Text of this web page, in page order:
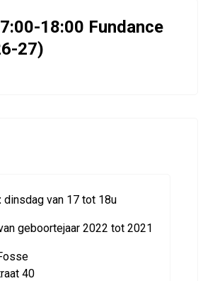
18:00 Fundance
27)
dinsdag van 17 tot 18u
geboortejaar 2022 tot 2021
40